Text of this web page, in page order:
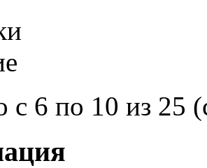
с 6 по 10 из 25